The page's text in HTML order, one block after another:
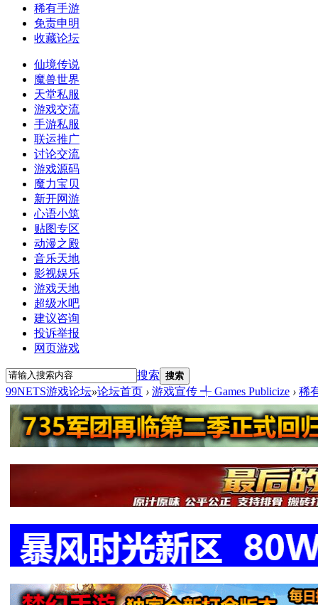
稀有手游
免责申明
收藏论坛
仙境传说
魔兽世界
天堂私服
游戏交流
手游私服
联运推广
讨论交流
游戏源码
魔力宝贝
新开网游
心语小筑
贴图专区
动漫之殿
音乐天地
影视娱乐
游戏天地
超级水吧
建议咨询
投诉举报
网页游戏
搜索 搜索
99NETS游戏论坛»论坛首页 › 游戏宣传 ╃ Games Publicize › 稀